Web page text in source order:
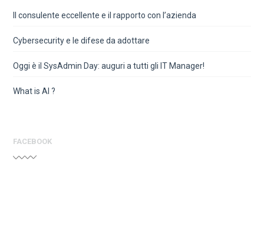
Il consulente eccellente e il rapporto con l’azienda
Cybersecurity e le difese da adottare
Oggi è il SysAdmin Day: auguri a tutti gli IT Manager!
What is AI ?
FACEBOOK